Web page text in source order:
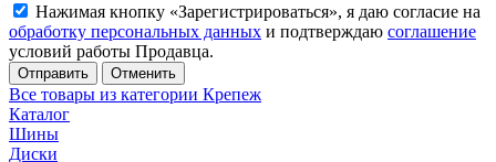
Нажимая кнопку «Зарегистрироваться», я даю согласие на
обработку персональных данных и подтверждаю соглашение
условий работы Продавца.
Отменить
Все товары из категории Крепеж
Каталог
Шины
Диски